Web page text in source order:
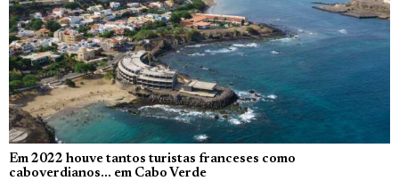
Em 2022 houve tantos turistas franceses como
caboverdianos… em Cabo Verde